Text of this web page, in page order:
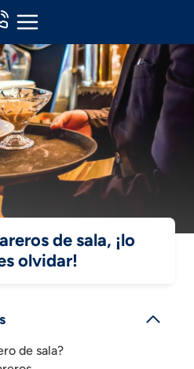
de sala, ¡lo
olvidar!
de sala?